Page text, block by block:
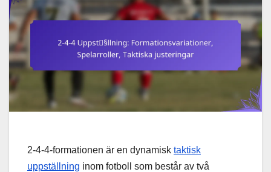
2-4-4-formationen är en dynamisk taktisk
uppställning inom fotboll som består av två